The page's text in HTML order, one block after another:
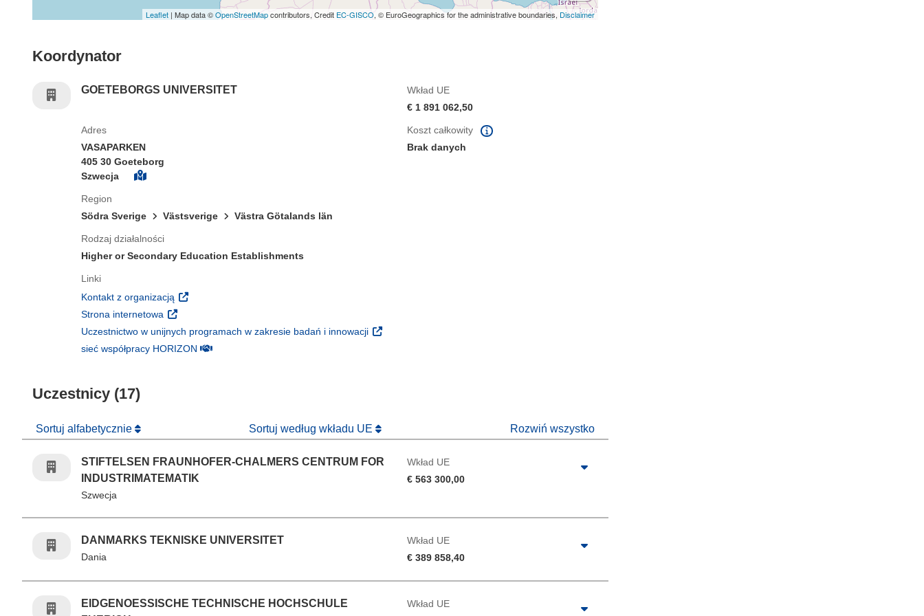
Leaflet | Map data ©OpenStreetMapcontributors, Credit EC-GISCO, © EuroGeographics for the administrative boundaries, Disclaimer
Koordynator
GOETEBORGS UNIVERSITET
Wkład UE
€ 1 891 062,50
Adres
VASAPARKEN
405 30 Goeteborg
Szwecja
Region
Södra Sverige
Västsverige Västra Götalands län
Rodzaj działalności
Higher or Secondary Education Establishments
Linki
Kontakt z organizacją (odnośnik otworzy się w nowym oknie)
Strona internetowa (odnośnik otworzy się w nowym oknie)
Uczestnictwo w unijnych programach w zakresie badań i innowacji (odnośnik otworzy się w nowym oknie)
sieć współpracy HORIZON(odnośnik otworzy się w nowym oknie)
Koszt całkowity
Brak danych
Uczestnicy (17)
Sortuj alfabetycznie Sortuj według wkładu UE Rozwiń wszystko
STIFTELSEN FRAUNHOFER-CHALMERS CENTRUM FOR
INDUSTRIMATEMATIK
Szwecja
Wkład UE
€ 563 300,00
DANMARKS TEKNISKE UNIVERSITET
Dania
Wkład UE
€ 389 858,40
EIDGENOESSISCHE TECHNISCHE HOCHSCHULE
Wkład UE